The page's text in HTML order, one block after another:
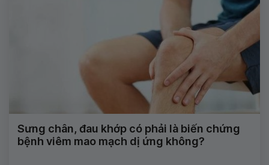
Sưng chân, đau khớp có phải là biến chứng
bệnh viêm mao mạch dị ứng không?